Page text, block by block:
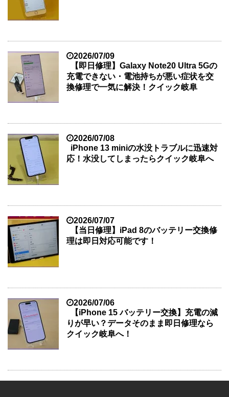
2026/07/09
【即日修理】Galaxy Note20 Ultra 5Gの
充電できない・電池持ちが悪い症状を交
換修理で一気に解決！クイック岐阜
2026/07/08
iPhone 13 miniの水没トラブルに迅速対
応！水没してしまったらクイック岐阜へ
2026/07/07
【当日修理】iPad 8のバッテリー交換修
理は即日対応可能です！
2026/07/06
【iPhone 15 バッテリー交換】充電の減
りが早い？データそのまま即日修理なら
クイック岐阜へ！